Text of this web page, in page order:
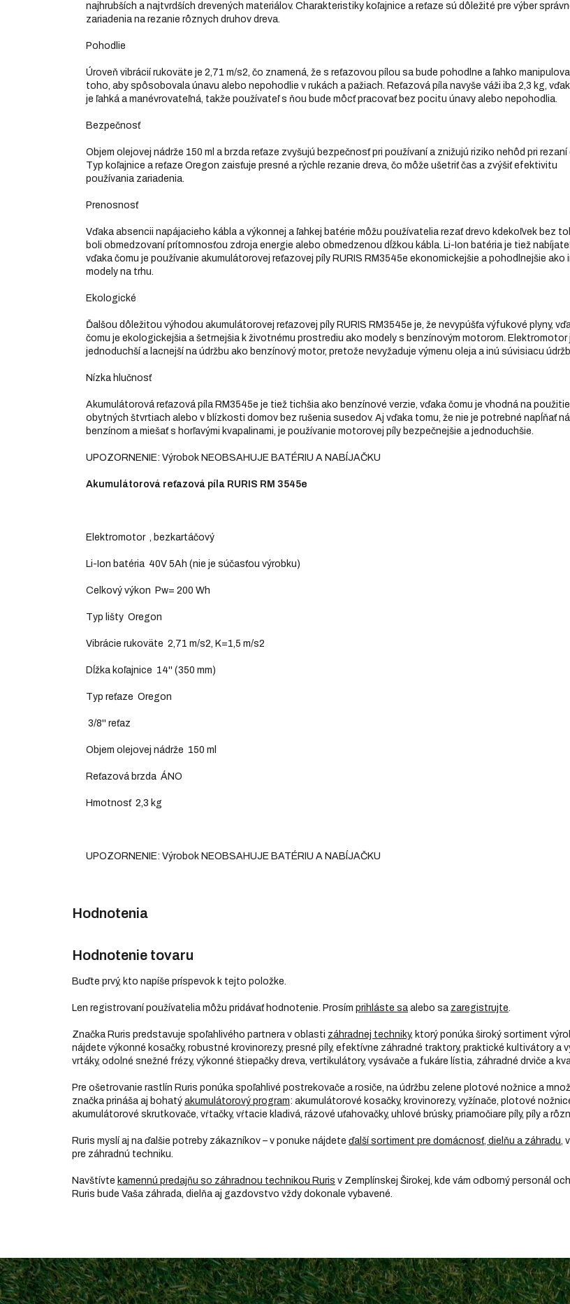
najhrubších a najtvrdších drevených materiálov. Charakteristiky koľajnice a reťaze sú dôležité pre výber
zariadenia na rezanie rôznych druhov dreva.
Pohodlie
Úroveň vibrácií rukoväte je 2,71 m/s2, čo znamená, že s reťazovou pílou sa bude pohodlne a ľahko
toho, aby spôsobovala únavu alebo nepohodlie v rukách a pažiach. Reťazová píla navyše váži iba 2,3 kg,
je ľahká a manévrovateľná, takže používateľ s ňou bude môcť pracovať bez pocitu únavy alebo nepohodlia.
Bezpečnosť
Objem olejovej nádrže 150 ml a brzda reťaze zvyšujú bezpečnosť pri používaní a znižujú riziko nehôd pri rezaní
Typ koľajnice a reťaze Oregon zaisťuje presné a rýchle rezanie dreva, čo môže ušetriť čas a zvýšiť efektivitu
používania zariadenia.
Prenosnosť
Vďaka absencii napájacieho kábla a výkonnej a ľahkej batérie môžu používatelia rezať drevo kdekoľvek bez
boli obmedzovaní prítomnosťou zdroja energie alebo obmedzenou dĺžkou kábla. Li-Ion batéria je tiež
vďaka čomu je používanie akumulátorovej reťazovej píly RURIS RM3545e ekonomickejšie a pohodlnejšie ako
modely na trhu.
Ekologické
Ďalšou dôležitou výhodou akumulátorovej reťazovej píly RURIS RM3545e je, že nevypúšťa výfukové plyny,
čomu je ekologickejšia a šetrnejšia k životnému prostrediu ako modely s benzínovým motorom. Elektromotor
jednoduchší a lacnejší na údržbu ako benzínový motor, pretože nevyžaduje výmenu oleja a inú súvisiacu
Nízka hlučnosť
Akumulátorová reťazová píla RM3545e je tiež tichšia ako benzínové verzie, vďaka čomu je vhodná na
obytných štvrtiach alebo v blízkosti domov bez rušenia susedov. Aj vďaka tomu, že nie je potrebné napĺňať
benzínom a miešať s horľavými kvapalinami, je používanie motorovej píly bezpečnejšie a jednoduchšie.
UPOZORNENIE: Výrobok NEOBSAHUJE BATÉRIU A NABÍJAČKU
Akumulátorová reťazová píla RURIS RM 3545e
Elektromotor , bezkartáčový
Li-Ion batéria 40V 5Ah (nie je súčasťou výrobku)
Celkový výkon Pw= 200 Wh
Typ lišty Oregon
Vibrácie rukoväte 2,71 m/s2, K=1,5 m/s2
Dĺžka koľajnice 14'' (350 mm)
Typ reťaze Oregon
3/8'' reťaz
Objem olejovej nádrže 150 ml
Reťazová brzda ÁNO
Hmotnosť 2,3 kg
UPOZORNENIE: Výrobok NEOBSAHUJE BATÉRIU A NABÍJAČKU
Hodnotenie tovaru
Buďte prvý, kto napíše príspevok k tejto položke.
Len registrovaní používatelia môžu pridávať hodnotenie. Prosím prihláste sa alebo sa zaregistrujte
Značka Ruris predstavuje spoľahlivého partnera v oblasti záhradnej techniky, ktorý ponúka široký sortiment
nájdete výkonné kosačky, robustné krovinorezy, presné píly, efektívne záhradné traktory, praktické kultivátory a
vrtáky, odolné snežné frézy, výkonné štiepačky dreva, vertikulátory, vysávače a fukáre lístia, záhradné drviče a
Pre ošetrovanie rastlín Ruris ponúka spoľahlivé postrekovače a rosiče, na údržbu zelene plotové nožnice a
značka prináša aj bohatý akumulátorový program: akumulátorové kosačky, krovinorezy, vyžínače, plotové
akumulátorové skrutkovače, vŕtačky, vŕtacie kladivá, rázové uťahovačky, uhlové brúsky, priamočiare píly, píly a
Ruris myslí aj na ďalšie potreby zákazníkov – v ponuke nájdete ďalší sortiment pre domácnosť, dielňu a záhradu ,
pre záhradnú techniku.
Navštívte kamennú predajňu so záhradnou technikou Ruris v Zemplínskej Širokej, kde vám odborný personál
Ruris bude Vaša záhrada, dielňa aj gazdovstvo vždy dokonale vybavené.
Z
á